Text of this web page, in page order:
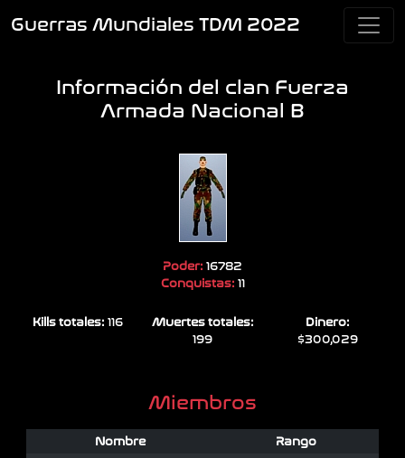
Guerras Mundiales TDM 2022
Información del clan Fuerza
Armada Nacional B
Poder: 16782
Conquistas: 11
Kills totales: 116
Muertes totales:
199
Dinero:
$300,029
Miembros
Nombre
Rango